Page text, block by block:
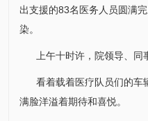
出支援的83名医务人员圆满
染。
上午十时许，院领导、同
看着载着医疗队员们的车
满脸洋溢着期待和喜悦。